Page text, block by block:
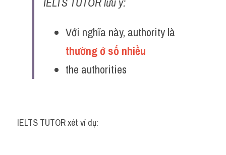
thường ở số nhiều
the authorities
IELTS TUTOR xét ví dụ: